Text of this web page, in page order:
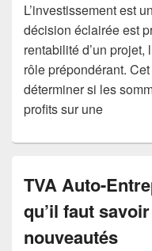
L’investissement est
décision éclairée est
rentabilité d’un
rôle prépondérant.
déterminer si les
profits sur une
TVA Auto-
qu’il faut
nouveautés